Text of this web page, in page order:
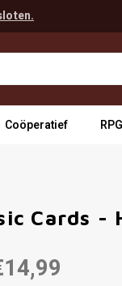
Coöperatief RPG
Cards -